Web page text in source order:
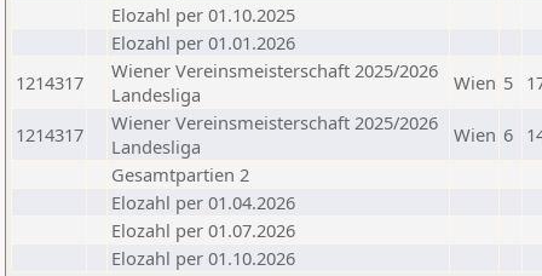
Elozahl per 01.10.2025
Elozahl per 01.01.2026
1214317
Wiener Vereinsmeisterschaft 2025/2026
Landesliga
Wien 5
1214317
Wiener Vereinsmeisterschaft 2025/2026
Landesliga
Wien 6
Gesamtpartien 2
Elozahl per 01.04.2026
Elozahl per 01.07.2026
Elozahl per 01.10.2026